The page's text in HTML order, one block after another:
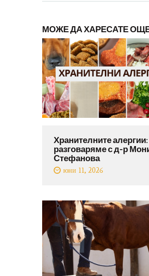
МОЖЕ ДА ХАРЕСАТЕ
Хранителните алергии:
разговаряме с д-р
Стефанова
юни 11, 2026